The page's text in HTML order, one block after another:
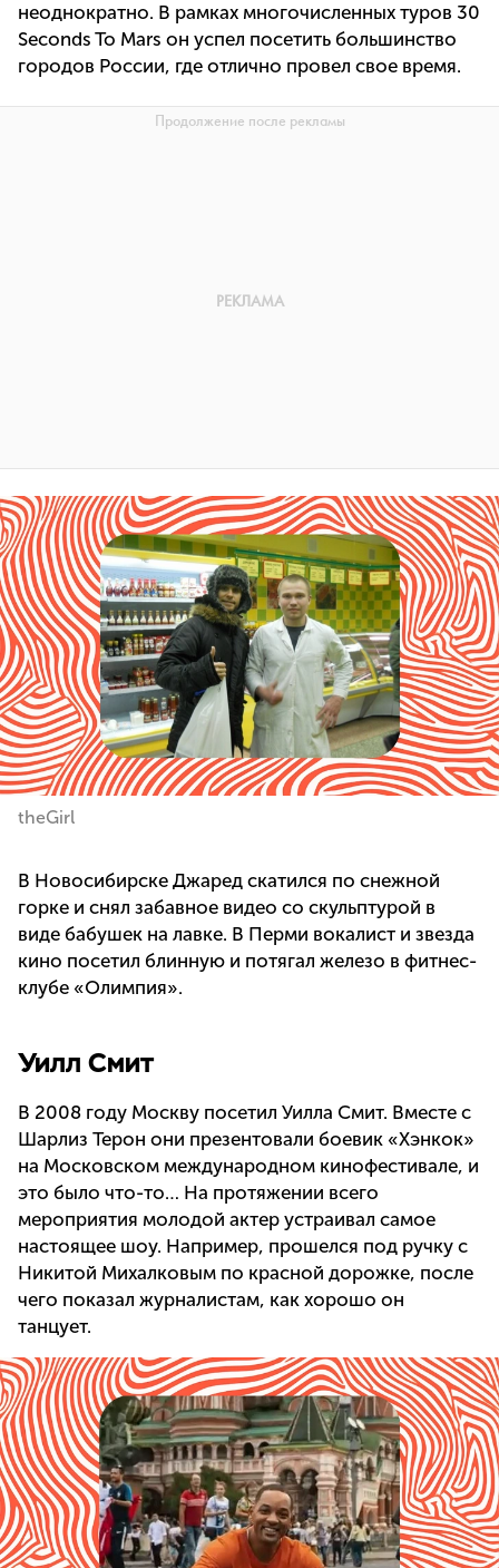
неоднократно. В рамках многочисленных туров 30
Seconds To Mars он успел посетить большинство
городов России, где отлично провел свое время.
theGirl
В Новосибирске Джаред скатился по снежной
горке и снял забавное видео со скульптурой в
виде бабушек на лавке. В Перми вокалист и звезда
кино посетил блинную и потягал железо в фитнес-
клубе «Олимпия».
Уилл Смит
В 2008 году Москву посетил Уилла Смит. Вместе с
Шарлиз Терон они презентовали боевик «Хэнкок»
на Московском международном кинофестивале, и
это было что-то… На протяжении всего
мероприятия молодой актер устраивал самое
настоящее шоу. Например, прошелся под ручку с
Никитой Михалковым по красной дорожке, после
чего показал журналистам, как хорошо он
танцует.